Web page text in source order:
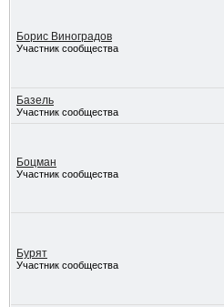
Борис Виноградов
Участник сообщества
Базель
Участник сообщества
Боцман
Участник сообщества
Бурят
Участник сообщества